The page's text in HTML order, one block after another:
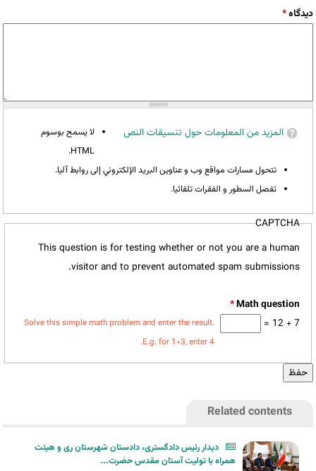
‏دیدگاه ‏*
المزيد من المعلومات حول تنسيقات النص
لا يسمح بوسوم
HTML.
تتحول مسارات مواقع وب و عناوين البريد الإلكتروني إلى روابط آليا.
تفصل السطور و الفقرات تلقائيا.
CAPTCHA
This question is for testing whether or not you are a human
visitor and to prevent automated spam submissions.
*
7 + 12 =
Solve this simple math problem and enter the result.
E.g. for 1+3, enter 4.
Related contents
دیدار رئیس دادگستری، دادستان شهرستان ری و هیئت
همراه با تولیت آستان مقدس حضرت...